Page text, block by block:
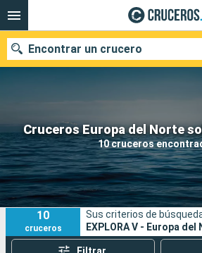
Cruceros Europa del Norte
10 cruceros
Encontrar un crucero
Nuestros destinos
Fecha de salida
Puertos
10
cruceros
Sus criterios de
EXPLORA V - Europa del